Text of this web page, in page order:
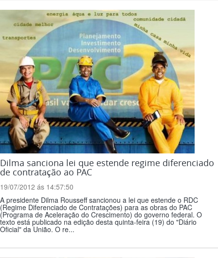
Dilma sanciona lei que estende regime diferenciado
de contratação ao PAC
19/07/2012 ás 14:57:50
A presidente Dilma Rousseff sancionou a lei que estende o RDC
(Regime Diferenciado de Contratações) para as obras do PAC
(Programa de Aceleração do Crescimento) do governo federal. O
texto está publicado na edição desta quinta-feira (19) do "Diário
Oficial" da União. O re...